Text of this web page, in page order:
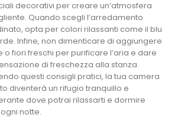
decorativi per creare un’atmosfera
Quando scegli l’arredamento
opta per colori rilassanti come il blu
Infine, non dimenticare di aggiungere
o fiori freschi per purificare l’aria e dare
di freschezza alla stanza.
questi consigli pratici, la tua camera
diventerà un rifugio tranquillo e
dove potrai rilassarti e dormire
notte.